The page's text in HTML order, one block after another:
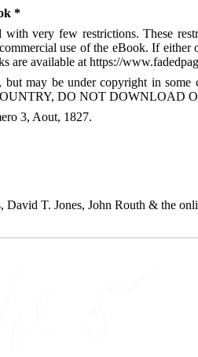
*
with very few restrictions. These
use of the eBook. If
are available at https://
may be under copyright in
DO NOT DOWNLOAD
3, Aout, 1827.
T. Jones, John Routh & the